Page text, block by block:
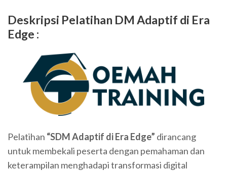
Deskripsi Pelatihan DM Adaptif di Era
Edge :
Pelatihan “SDM Adaptif di Era Edge” dirancang
untuk membekali peserta dengan pemahaman dan
keterampilan menghadapi transformasi digital